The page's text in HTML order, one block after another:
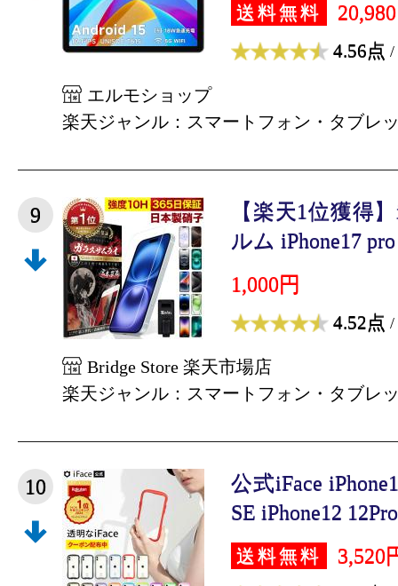
送料無料
4.56点 /
エルモショップ
楽天ジャンル：スマートフォン・タブレ
9
【楽天1位獲得
ルム iPhone17
1,000円
4.52点 /
Bridge Store 楽天市場店
楽天ジャンル：スマートフォン・タブレ
10
公式iFace
SE iPhone12
送料無料 3,520